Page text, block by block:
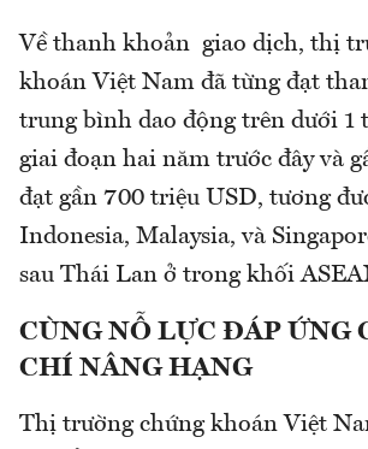
Về thanh khoản giao dịch, thị
khoán Việt Nam đã từng đạt
trung bình dao động trên dưới 1
giai đoạn hai năm trước đây và
đạt gần 700 triệu USD, tương
Indonesia, Malaysia, và
sau Thái Lan ở trong khối
CÙNG NỖ LỰC ĐÁP ỨNG
CHÍ NÂNG HẠNG
Thị trường chứng khoán Việt